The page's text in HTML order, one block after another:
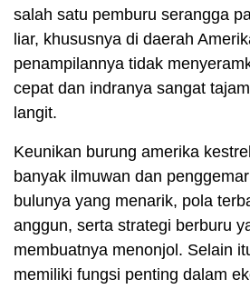
salah satu pemburu serangga
liar, khususnya di daerah
penampilannya tidak
cepat dan indranya sangat
langit.
Keunikan burung amerika
banyak ilmuwan dan
bulunya yang menarik, pola
anggun, serta strategi berburu
membuatnya menonjol. Selain
memiliki fungsi penting dalam